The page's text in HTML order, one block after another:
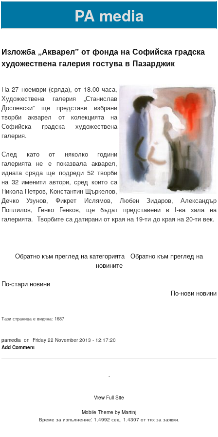
PA media
Изложба „Акварел” от фонда на Софийска градска
художествена галерия гостува в Пазарджик
На 27 ноември (сряда), от 18.00 часа,
Художествена галерия „Станислав
Доспевски” ще представи избрани
творби акварел от колекцията на
Софийска градска художествена
галерия.
След като от няколко години
галерията не е показвала акварел,
идната сряда ще подреди 52 творби
на 32 именити автори, сред които са
Никола Петров, Константин Щъркелов,
Дечко Узунов, Фикрет Ислямов, Любен Зидаров, Александър
Поплилов, Генко Генков, ще бъдат представени в І-ва зала на
галерията. Творбите са датирани от края на 19-ти до края на 20-ти век.
Обратно към преглед на категорията
Обратно към преглед на
новините
По-стари новини
По-нови новини
Тази страница е видяна: 1687
pamedia on Friday 22 November 2013 - 12:17:20
Add Comment
.
View Full Site
Mobile Theme by Martinj
Време за изпълнение: 1.4992 сек., 1.4307 от тях за заявки.